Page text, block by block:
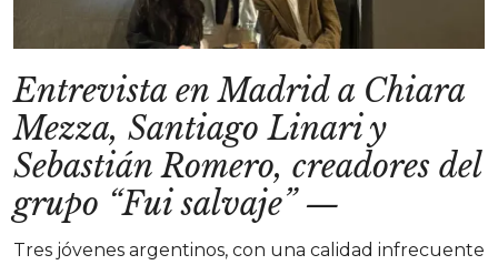
Entrevista en Madrid a Chiara
Mezza, Santiago Linari y
Sebastián Romero, creadores del
grupo “Fui salvaje”—
Tres jóvenes argentinos, con una calidad infrecuente